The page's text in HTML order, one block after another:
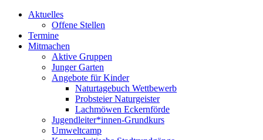
Aktuelles
Offene Stellen
Termine
Mitmachen
Aktive Gruppen
Junger Garten
Angebote für Kinder
Naturtagebuch Wettbewerb
Probsteier Naturgeister
Lachmöwen Eckernförde
Jugendleiter*innen-Grundkurs
Umweltcamp